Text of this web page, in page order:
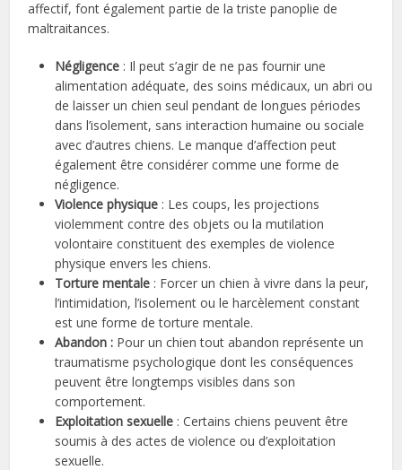
affectif, font également partie de la triste panoplie de
maltraitances.
Négligence : Il peut s’agir de ne pas fournir une
alimentation adéquate, des soins médicaux, un abri ou
de laisser un chien seul pendant de longues périodes
dans l’isolement, sans interaction humaine ou sociale
avec d’autres chiens. Le manque d’affection peut
également être considérer comme une forme de
négligence.
Violence physique : Les coups, les projections
violemment contre des objets ou la mutilation
volontaire constituent des exemples de violence
physique envers les chiens.
Torture mentale : Forcer un chien à vivre dans la peur,
l’intimidation, l’isolement ou le harcèlement constant
est une forme de torture mentale.
Abandon : Pour un chien tout abandon représente un
traumatisme psychologique dont les conséquences
peuvent être longtemps visibles dans son
comportement.
Exploitation sexuelle : Certains chiens peuvent être
soumis à des actes de violence ou d’exploitation
sexuelle.